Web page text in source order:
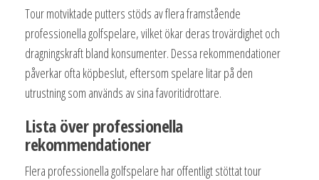
Tour motviktade putters stöds av flera framstående
professionella golfspelare, vilket ökar deras trovärdighet och
dragningskraft bland konsumenter. Dessa rekommendationer
påverkar ofta köpbeslut, eftersom spelare litar på den
utrustning som används av sina favoritidrottare.
Lista över professionella
rekommendationer
Flera professionella golfspelare har offentligt stöttat tour